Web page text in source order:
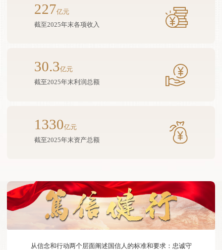
227亿元
截至2025年末各项收入
30.3亿元
截至2025年末利润总额
1330亿元
截至2025年末资产总额
从信念和行动两个层面阐述国信人的标准和要求：忠诚守